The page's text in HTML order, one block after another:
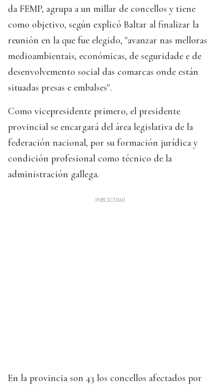
da FEMP, agrupa a un millar de concellos y tiene
como objetivo, según explicó Baltar al finalizar la
reunión en la que fue elegido, "avanzar nas melloras
medioambientais, económicas, de seguridade e de
desenvolvemento social das comarcas onde están
situadas presas e embalses".
Como vicepresidente primero, el presidente
provincial se encargará del área legislativa de la
federación nacional, por su formación jurídica y
condición profesional como técnico de la
administración gallega.
En la provincia son 43 los concellos afectados por